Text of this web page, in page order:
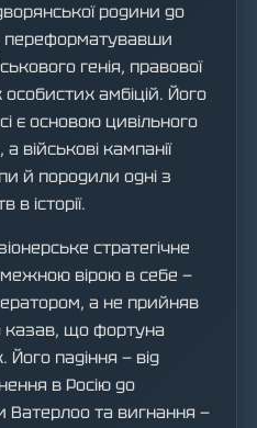
родини до
переформатувавши
генія, правової
амбіцій. Його
є основою цивільного
військові кампанії
й породили одні з
історії.
стратегічне
вірою в себе —
а не прийняв
казав, що фортуна
падіння — від
в Росію до
Ватерлоо та вигнання —